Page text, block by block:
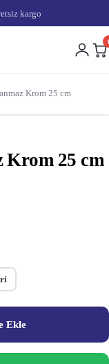
kargo
Krom 25 cm
Krom 25 cm
Ekle